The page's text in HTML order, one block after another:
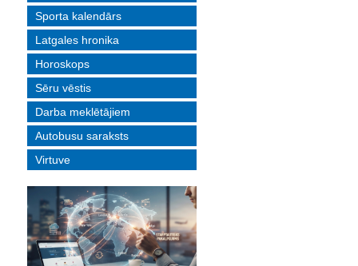
Sporta kalendārs
Latgales hronika
Horoskops
Sēru vēstis
Darba meklētājiem
Autobusu saraksts
Virtuve